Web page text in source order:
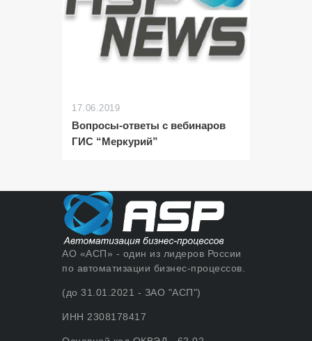
17.06.2019
Вопросы-ответы с вебинаров
ГИС “Меркурий”
АО «АСП» - один из лидеров России
по автоматизации бизнес-процессов.
(до 31.01.2021 - ЗАО "АСП")
ИНН 2308178417